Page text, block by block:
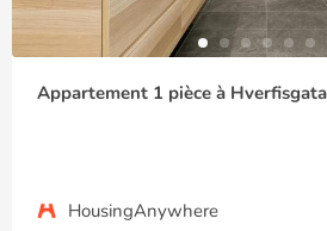
Appartement 1 pièce à
HousingAnywhere